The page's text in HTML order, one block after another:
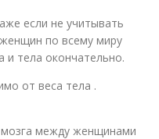
если не учитывать
по всему миру
и тела окончательно.
от веса тела .
между женщинами